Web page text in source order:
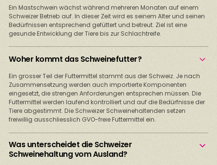
Ein Mastschwein wächst während mehreren Monaten auf einem
Schweizer Betrieb auf. In dieser Zeit wird es seinem Alter und seinen
Bedürfnissen entsprechend gefüttert und betreut. Ziel ist eine
gesunde Entwicklung der Tiere bis zur Schlachtreife.
Woher kommt das Schweinefutter?
Ein grosser Teil der Futtermittel stammt aus der Schweiz. Je nach
Zusammensetzung werden auch importierte Komponenten
eingesetzt, die strengen Anforderungen entsprechen müssen. Die
Futtermittel werden laufend kontrolliert und auf die Bedürfnisse der
Tiere abgestimmt. Die Schweizer Schweinehaltenden setzen
freiwillig ausschliesslich GVO-freie Futtermittel ein.
Was unterscheidet die Schweizer
Schweinehaltung vom Ausland?